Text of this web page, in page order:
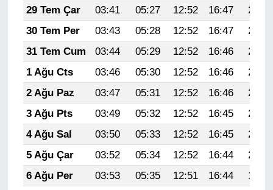
29 Tem Çar
03:41 05:27 12:52 16:47
20:07
30 Tem Per
03:43 05:28 12:52 16:47
20:06
31 Tem Cum
03:44 05:29 12:52 16:46
20:05
1 Ağu Cts
03:46 05:30 12:52 16:46
20:04
2 Ağu Paz
03:47 05:31 12:52 16:46
20:03
3 Ağu Pts
03:49 05:32 12:52 16:45
20:02
4 Ağu Sal
03:50 05:33 12:52 16:45
20:01
5 Ağu Çar
03:52 05:34 12:52 16:44
20:00
6 Ağu Per
03:53 05:35 12:51 16:44
19:58